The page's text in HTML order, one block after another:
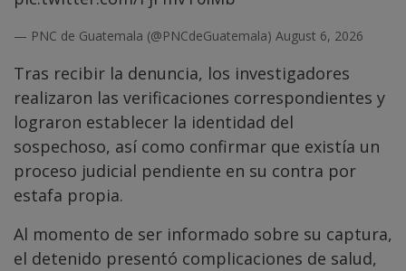
— PNC de Guatemala (@PNCdeGuatemala) August 6, 2026
Tras recibir la denuncia, los investigadores
realizaron las verificaciones correspondientes y
lograron establecer la identidad del
sospechoso, así como confirmar que existía un
proceso judicial pendiente en su contra por
estafa propia.
Al momento de ser informado sobre su captura,
el detenido presentó complicaciones de salud,